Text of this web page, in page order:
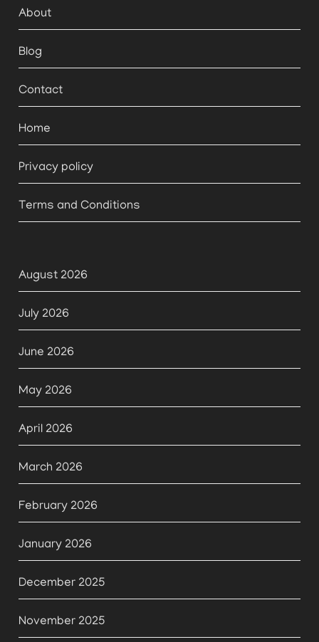
About
Blog
Contact
Home
Privacy policy
Terms and Conditions
August 2026
July 2026
June 2026
May 2026
April 2026
March 2026
February 2026
January 2026
December 2025
November 2025